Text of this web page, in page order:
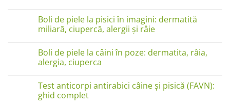
Câinele
se
linge
Cauze
și
soluții
Boli de piele la pisici în imagini: dermatită
miliară, ciupercă, alergii și râie
la
Boli
de
pisici
în
imagini:
Boli de piele la câini în poze: dermatita, râia,
alergia, ciuperca
Boli
de
Test anticorpi antirabici câine și pisică (FAVN):
ghid complet